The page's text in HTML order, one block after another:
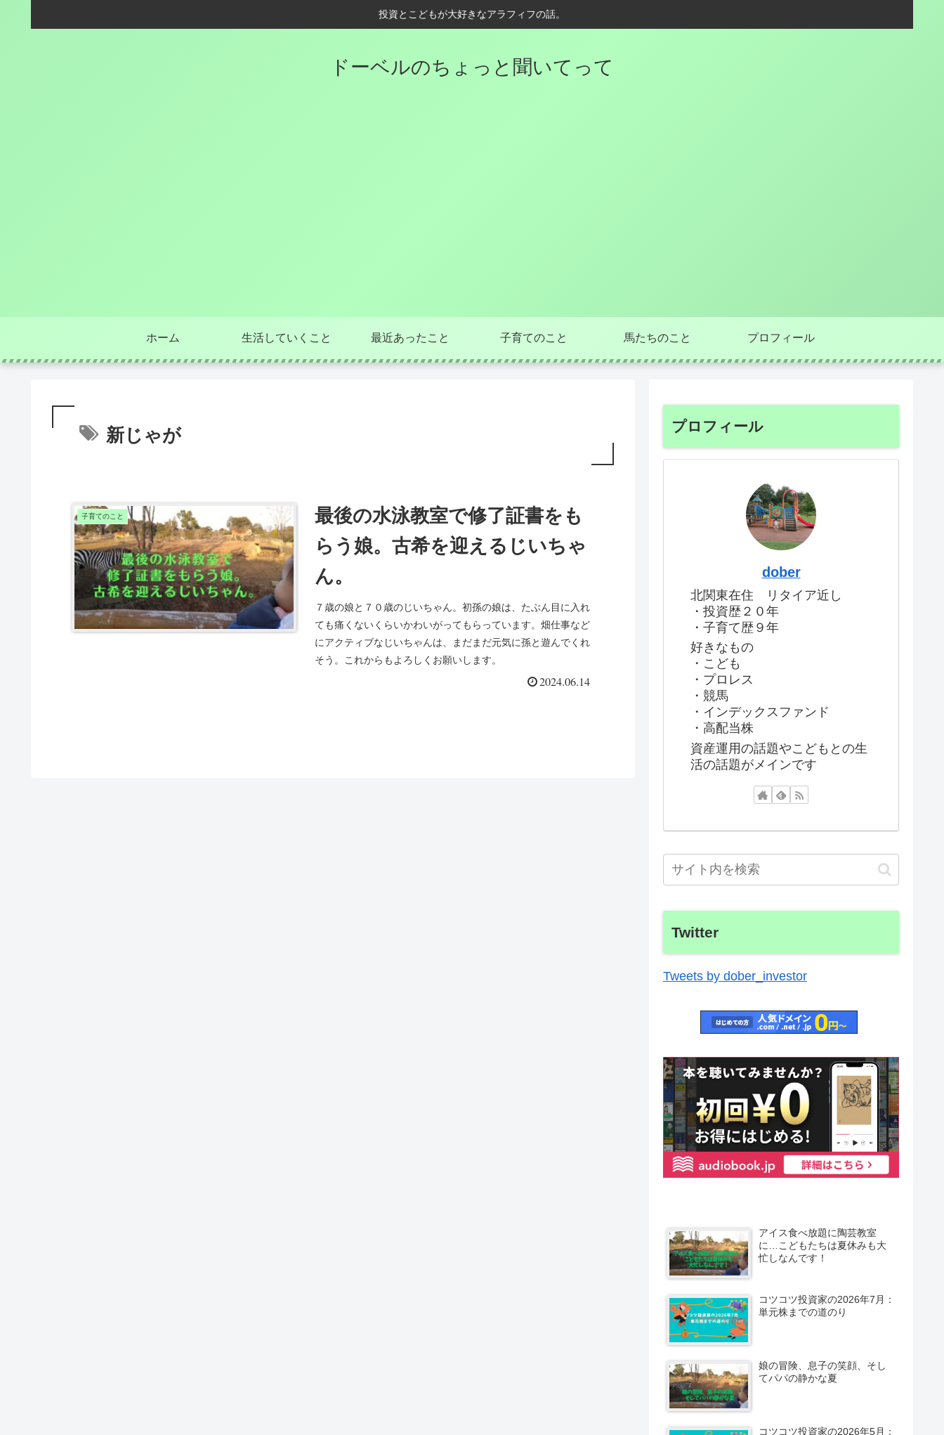
投資とこどもが大好きなアラフィフの話。
ドーベルのちょっと聞いてって
ホーム 生活していくこと 最近あったこと 子育てのこと 馬たちのこと プロフィール
新じゃが
子育てのこと
最後の水泳教室で修了証書をも
らう娘。古希を迎えるじいちゃ
ん。
７歳の娘と７０歳のじいちゃん。初孫の娘は、たぶん目に入れ
ても痛くないくらいかわいがってもらっています。畑仕事など
にアクティブなじいちゃんは、まだまだ元気に孫と遊んでくれ
そう。これからもよろしくお願いします。
2024.06.14
プロフィール
dober
北関東在住 リタイア近し
・投資歴２０年
・子育て歴９年
好きなもの
・こども
・プロレス
・競馬
・インデックスファンド
・高配当株
資産運用の話題やこどもとの生
活の話題がメインです
Twitter
Tweets by dober_investor
アイス食べ放題に陶芸教室
に…こどもたちは夏休みも大
忙しなんです！
コツコツ投資家の2026年7月：
単元株までの道のり
娘の冒険、息子の笑顔、そし
てパパの静かな夏
コツコツ投資家の2026年5月：